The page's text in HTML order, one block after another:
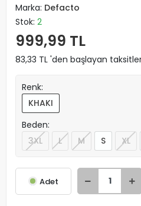
Marka: Defacto
Stok: 2
999,99 TL
83,33 TL 'den başlayan
Renk:
KHAKI
Beden:
3XL
L M S XL
Adet